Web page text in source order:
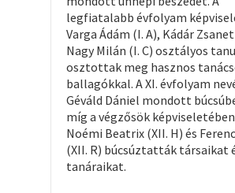
legfiatalabb évfolyam
Varga Ádám (I. A), Kádár
Nagy Milán (I. C) osztályos
osztottak meg hasznos
ballagókkal. A XI. évfolyam
Géváld Dániel mondott
míg a végzősök
Noémi Beatrix (XII. H) és
(XII. R) búcsúztatták társaikat
tanáraikat.